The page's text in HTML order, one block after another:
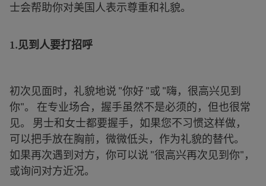
士会帮助你对美国人表示尊重和礼貌。
1.见到人要打招呼
初次见面时，礼貌地说 "你好 "或 "嗨，很高兴见到
你"。 在专业场合，握手虽然不是必须的，但也很常
见。 男士和女士都要握手，如果您不习惯这样做，
可以把手放在胸前，微微低头，作为礼貌的替代。
如果再次遇到对方，你可以说 "很高兴再次见到你"，
或询问对方近况。